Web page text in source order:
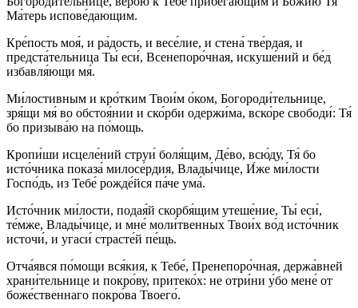
Ма́терь испове́дающим.
Кре́пость моя́, и ра́дость, и весе́лие, и стена́ тве́рдая, и
предста́тельница Ты́ еси́, Всенепоро́чная, искуше́ний и бе́д
избавля́ющи мя́.
Ми́лостивным и кро́тким Твои́м о́ком, Богороди́тельнице,
зря́щи мя́ во обстоя́нии и ско́рби одержи́ма, вско́ре свободи́: Тя́
бо призыва́ю на по́мощь.
Кропи́ши исцеле́ний струи́ боля́щим, Де́во, всю́ду, Тя́ бо
исто́чника показа́ милосе́рдия, Влады́чице, И́же ми́лости
Госпо́дь, из Тебе́ рожде́йся па́че ума́.
Исто́чник ми́лости, подая́й скорбя́щим утеше́ние, Ты́ еси́,
те́мже, Влады́чице, и мне́ моли́твенных Твои́х во́д исто́чник
источи́, и угаси́ страсте́й пе́щь.
Отча́явся по́мощи вся́кия, к Тебе́, Пренепоро́чная, держа́вней
храни́тельнице и покро́ву, притеко́х: не отри́ни у́бо мене́ от
боже́ственнаго покро́ва Твоего́.